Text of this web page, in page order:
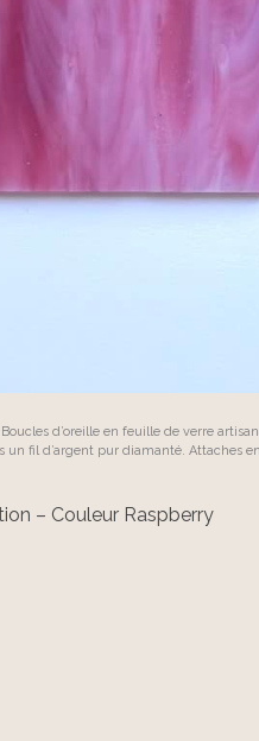
d’oreille en feuille de verre
un fil d’argent pur diamanté. Attaches
– Couleur Raspberry